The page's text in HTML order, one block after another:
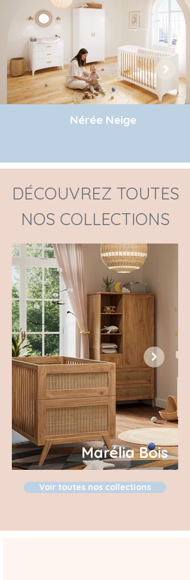
Nérée Neige
DÉCOUVREZ TOUTES
NOS COLLECTIONS
Marélia Bois
Voir toutes nos collections